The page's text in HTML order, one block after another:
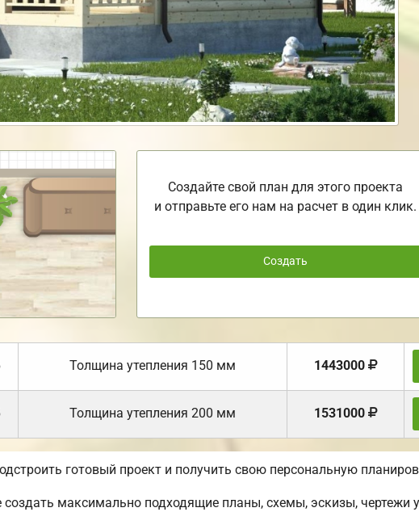
Создайте свой план для этого проекта
и отправьте его нам на расчет в один клик.
Создать
Толщина утепления 150 мм 1443000
Толщина утепления 200 мм 1531000
готовый проект и получить свою персональную
максимально подходящие планы, схемы, эскизы, чертежи